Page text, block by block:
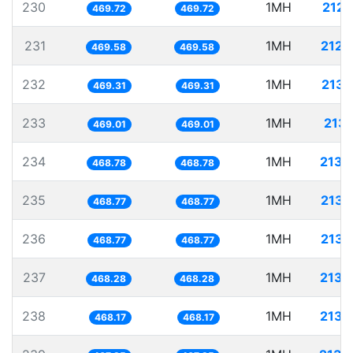
230 469.72 469.72 1MH
231 469.58 469.58 1MH
232 469.31 469.31 1MH
233 469.01 469.01 1MH
234 468.78 468.78 1MH
235 468.77 468.77 1MH
236 468.77 468.77 1MH
237 468.28 468.28 1MH
238 468.17 468.17 1MH